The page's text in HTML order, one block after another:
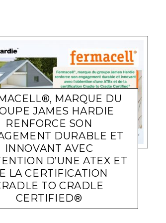
MARQUE DU
JAMES HARDIE
RENFORCE SON
DURABLE ET
INNOVANT AVEC
D’UNE ATEX ET
LA CERTIFICATION
TO CRADLE
CERTIFIED®
ENTREPRISES LARA GASQUET